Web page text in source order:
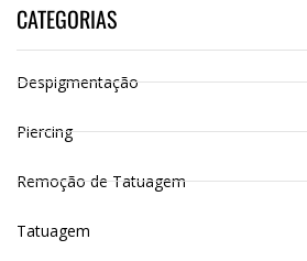
CATEGORIAS
Despigmentação
Piercing
Remoção de Tatuagem
Tatuagem